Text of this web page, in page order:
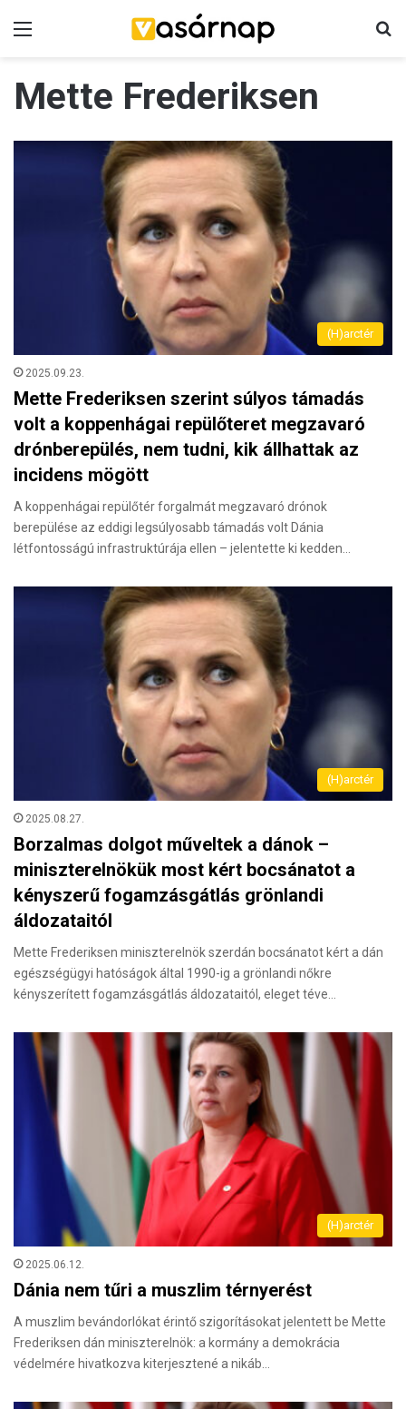
Mette Frederiksen
(H)arctér
2025.09.23.
Mette Frederiksen szerint súlyos támadás
volt a koppenhágai repülőteret megzavaró
drónberepülés, nem tudni, kik állhattak az
incidens mögött
A koppenhágai repülőtér forgalmát megzavaró drónok
berepülése az eddigi legsúlyosabb támadás volt Dánia
létfontosságú infrastruktúrája ellen – jelentette ki kedden…
(H)arctér
2025.08.27.
Borzalmas dolgot műveltek a dánok –
miniszterelnökük most kért bocsánatot a
kényszerű fogamzásgátlás grönlandi
áldozataitól
Mette Frederiksen miniszterelnök szerdán bocsánatot kért a dán
egészségügyi hatóságok által 1990-ig a grönlandi nőkre
kényszerített fogamzásgátlás áldozataitól, eleget téve…
(H)arctér
2025.06.12.
Dánia nem tűri a muszlim térnyerést
A muszlim bevándorlókat érintő szigorításokat jelentett be Mette
Frederiksen dán miniszterel­nök: a kormány a demokrácia
védelmére hivat­kozva kiterjesztené a nikáb…